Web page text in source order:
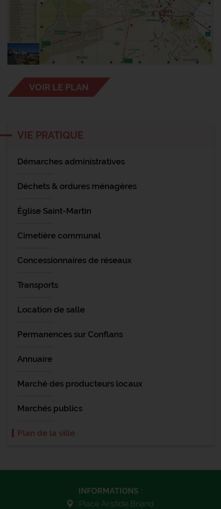
VOIR LE PLAN
VIE PRATIQUE
Démarches administratives
Déchets & ordures ménagères
Église Saint-Martin
Cimetière communal
Concessionnaires de réseaux
Transports
Location de salle
Permanences sur Conflans
Annuaire
Marché des producteurs locaux
Marchés publics
Plan de la ville
INFORMATIONS :
Place Aristide Briand